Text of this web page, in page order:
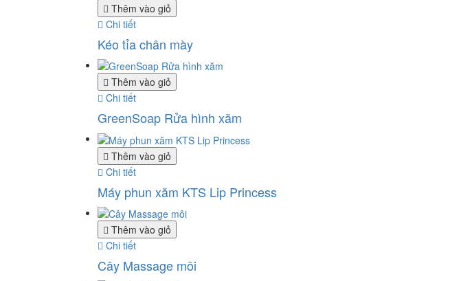
Thêm vào giỏ
Chi tiết
Kéo tỉa chân mày
Thêm vào giỏ
Chi tiết
GreenSoap Rửa hình xăm
Thêm vào giỏ
Chi tiết
Máy phun xăm KTS Lip Princess
Thêm vào giỏ
Chi tiết
Cây Massage môi